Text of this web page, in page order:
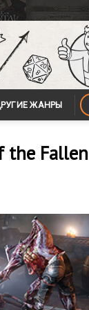
ЖАНРЫ
the Fallen